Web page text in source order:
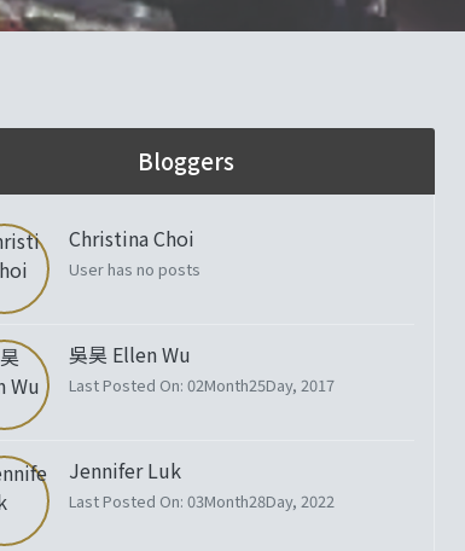
Bloggers
Christina Choi
User has no posts
吳昊 Ellen Wu
Last Posted On: 02Month25Day, 2017
Jennifer Luk
Last Posted On: 03Month28Day, 2022